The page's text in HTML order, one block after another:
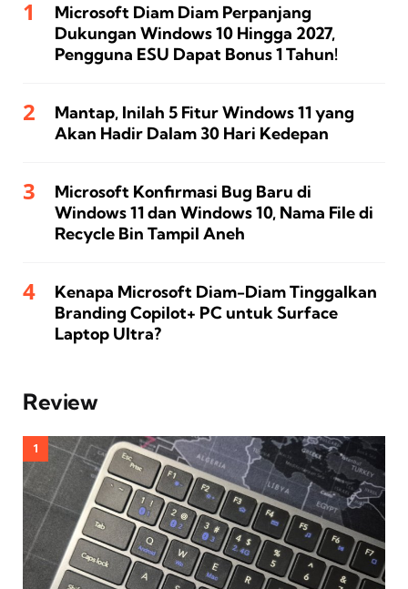
Microsoft Diam Diam Perpanjang
Dukungan Windows 10 Hingga 2027,
Pengguna ESU Dapat Bonus 1 Tahun!
Mantap, Inilah 5 Fitur Windows 11 yang
Akan Hadir Dalam 30 Hari Kedepan
Microsoft Konfirmasi Bug Baru di
Windows 11 dan Windows 10, Nama File di
Recycle Bin Tampil Aneh
Kenapa Microsoft Diam-Diam Tinggalkan
Branding Copilot+ PC untuk Surface
Laptop Ultra?
Review